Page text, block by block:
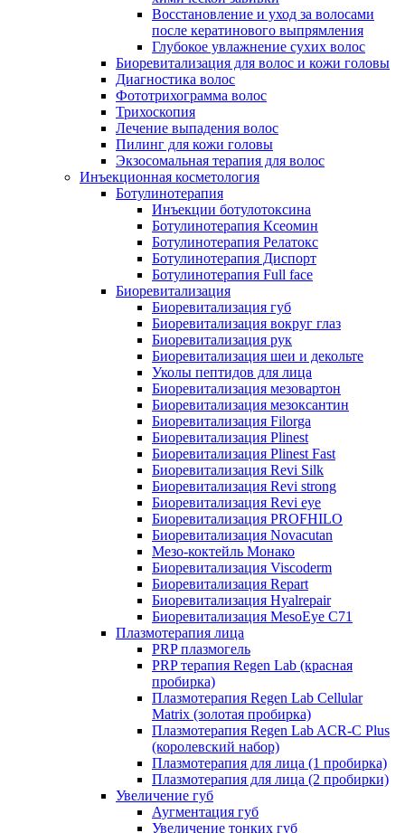
Восстановление и уход за волосами
после кератинового выпрямления
Глубокое увлажнение сухих волос
Биоревитализация для волос и кожи головы
Диагностика волос
Фототрихограмма волос
Трихоскопия
Лечение выпадения волос
Пилинг для кожи головы
Экзосомальная терапия для волос
Инъекционная косметология
Ботулинотерапия
Инъекции ботулотоксина
Ботулинотерапия Ксеомин
Ботулинотерапия Релатокс
Ботулинотерапия Диспорт
Ботулинотерапия Full face
Биоревитализация
Биоревитализация губ
Биоревитализация вокруг глаз
Биоревитализация рук
Биоревитализация шеи и декольте
Уколы пептидов для лица
Биоревитализация мезовартон
Биоревитализация мезоксантин
Биоревитализация Filorga
Биоревитализация Plinest
Биоревитализация Plinest Fast
Биоревитализация Revi Silk
Биоревитализация Revi strong
Биоревитализация Revi eye
Биоревитализация PROFHILO
Биоревитализация Novacutan
Мезо-коктейль Монако
Биоревитализация Viscoderm
Биоревитализация Repart
Биоревитализация Hyalrepair
Биоревитализация MesoEye C71
Плазмотерапия лица
PRP плазмогель
PRP терапия Regen Lab (красная
пробирка)
Плазмотерапия Regen Lab Cellular
Matrix (золотая пробирка)
Плазмотерапия Regen Lab ACR-C Plus
(королевский набор)
Плазмотерапия для лица (1 пробирка)
Плазмотерапия для лица (2 пробирки)
Увеличение губ
Аугментация губ
Увеличение тонких губ